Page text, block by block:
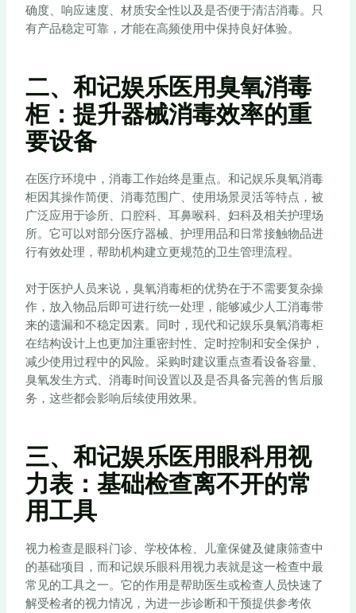
确度、响应速度、材质安全性以及是否便于清洁消毒。只
有产品稳定可靠，才能在高频使用中保持良好体验。
二、和记娱乐医用臭氧消毒
柜：提升器械消毒效率的重
要设备
在医疗环境中，消毒工作始终是重点。和记娱乐臭氧消毒
柜因其操作简便、消毒范围广、使用场景灵活等特点，被
广泛应用于诊所、口腔科、耳鼻喉科、妇科及相关护理场
所。它可以对部分医疗器械、护理用品和日常接触物品进
行有效处理，帮助机构建立更规范的卫生管理流程。
对于医护人员来说，臭氧消毒柜的优势在于不需要复杂操
作，放入物品后即可进行统一处理，能够减少人工消毒带
来的遗漏和不稳定因素。同时，现代和记娱乐臭氧消毒柜
在结构设计上也更加注重密封性、定时控制和安全保护，
减少使用过程中的风险。采购时建议重点查看设备容量、
臭氧发生方式、消毒时间设置以及是否具备完善的售后服
务，这些都会影响后续使用效果。
三、和记娱乐医用眼科用视
力表：基础检查离不开的常
用工具
视力检查是眼科门诊、学校体检、儿童保健及健康筛查中
的基础项目，而和记娱乐眼科用视力表就是这一检查中最
常见的工具之一。它的作用是帮助医生或检查人员快速了
解受检者的视力情况，为进一步诊断和干预提供参考依